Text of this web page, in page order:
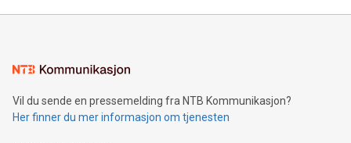
Vil du sende en pressemelding fra NTB Kommunikasjon?
Her finner du mer informasjon om tjenesten